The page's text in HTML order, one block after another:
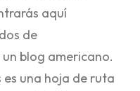
aquí
de
blog americano.
una hoja de ruta